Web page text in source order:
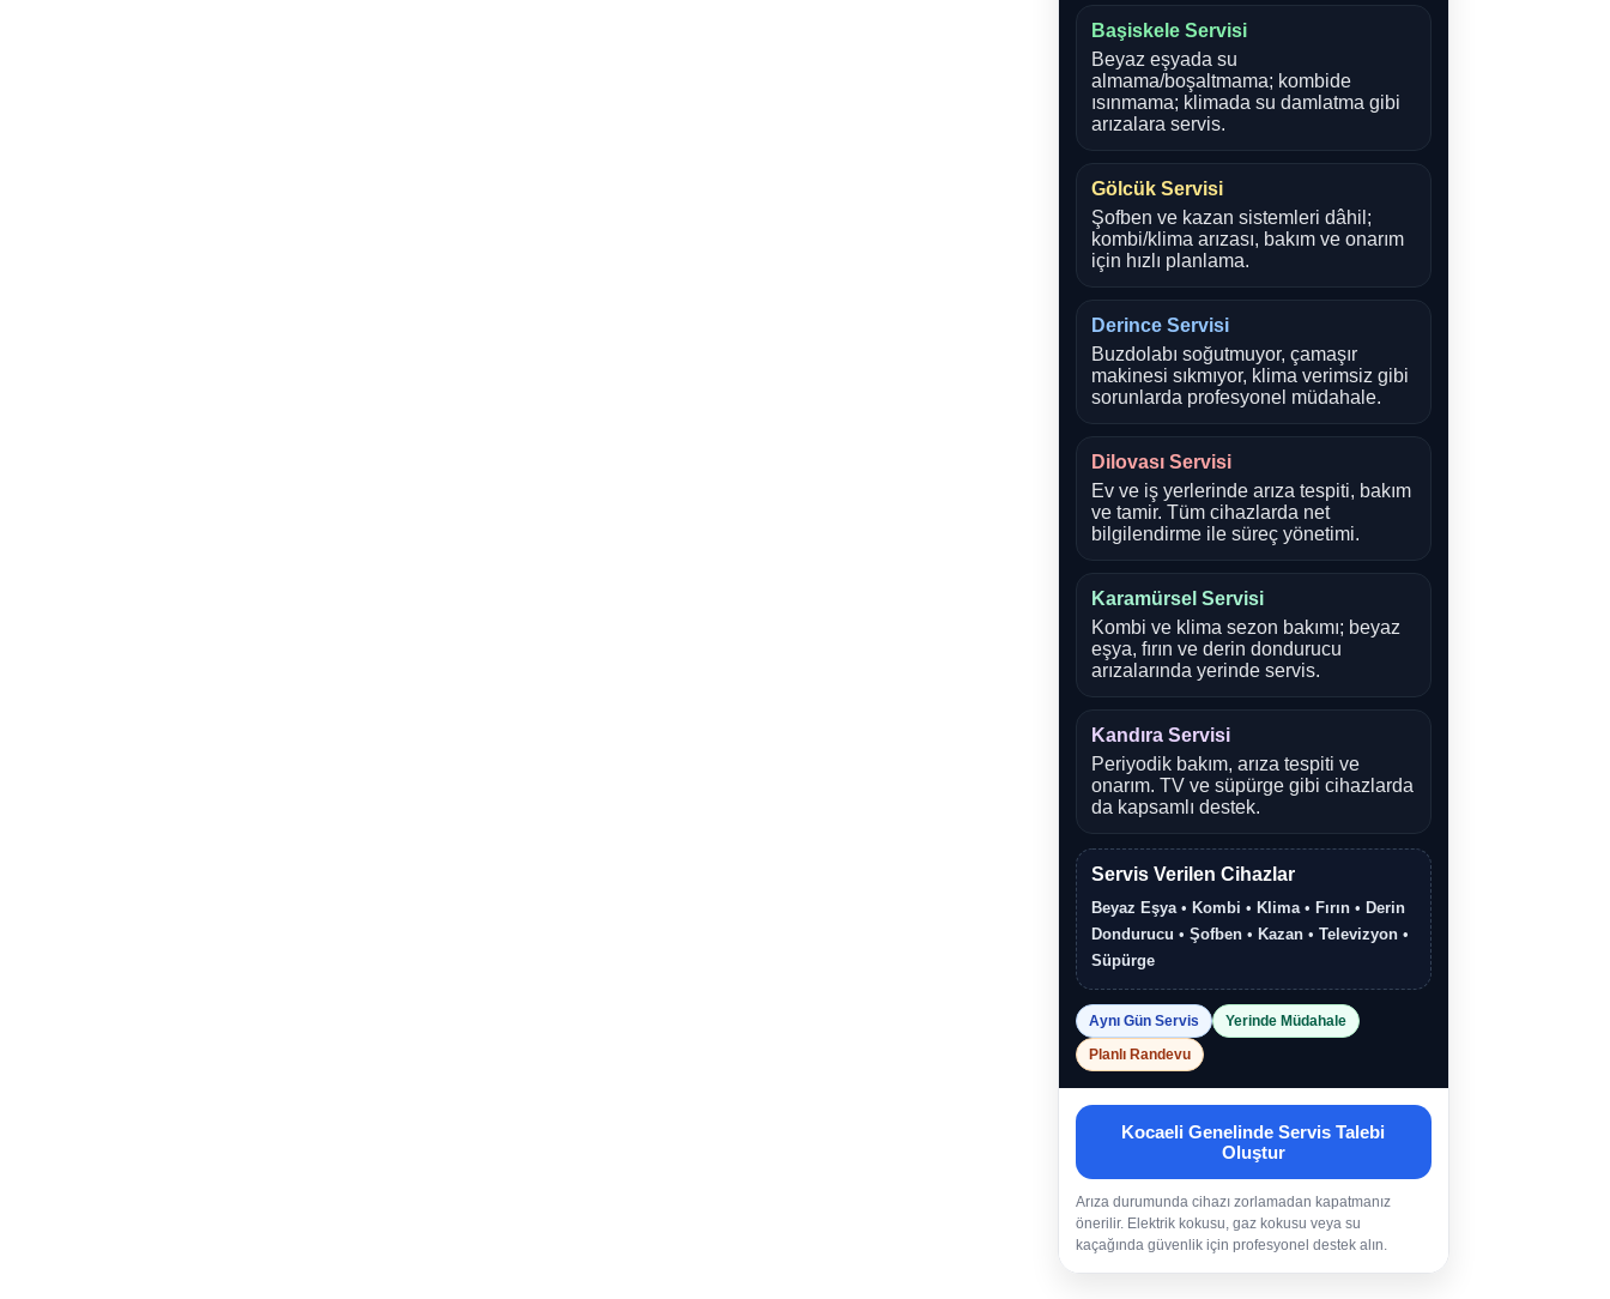
Başiskele Servisi
Beyaz eşyada su
almama/boşaltmama; kombide
ısınmama; klimada su damlatma gibi
arızalara servis.
Gölcük Servisi
Şofben ve kazan sistemleri dâhil;
kombi/klima arızası, bakım ve onarım
için hızlı planlama.
Derince Servisi
Buzdolabı soğutmuyor, çamaşır
makinesi sıkmıyor, klima verimsiz gibi
sorunlarda profesyonel müdahale.
Dilovası Servisi
Ev ve iş yerlerinde arıza tespiti, bakım
ve tamir. Tüm cihazlarda net
bilgilendirme ile süreç yönetimi.
Karamürsel Servisi
Kombi ve klima sezon bakımı; beyaz
eşya, fırın ve derin dondurucu
arızalarında yerinde servis.
Kandıra Servisi
Periyodik bakım, arıza tespiti ve
onarım. TV ve süpürge gibi cihazlarda
da kapsamlı destek.
Servis Verilen Cihazlar
Beyaz Eşya• Kombi • Klima• Fırın • Derin
Dondurucu •Şofben • Kazan •Televizyon •
Süpürge
Aynı Gün Servis
Yerinde Müdahale
Planlı Randevu
Kocaeli Genelinde Servis Talebi
Oluştur
Arıza durumunda cihazı zorlamadan kapatmanız
önerilir. Elektrik kokusu, gaz kokusu veya su
kaçağında güvenlik için profesyonel destek alın.